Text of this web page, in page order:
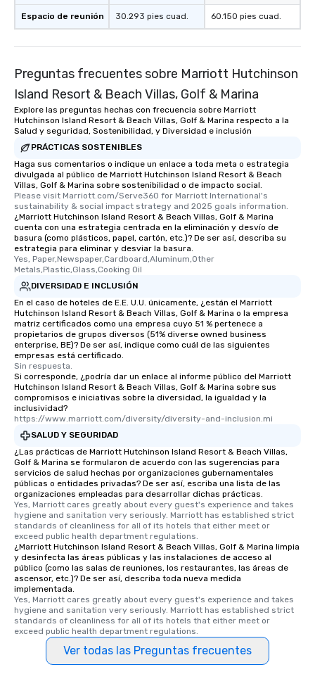
Espacio de reunión 30.293 pies cuad. 60.150 pies cuad.
Preguntas frecuentes sobre Marriott Hutchinson
Island Resort & Beach Villas, Golf & Marina
Explore las preguntas hechas con frecuencia sobre Marriott
Hutchinson Island Resort & Beach Villas, Golf & Marina respecto a la
Salud y seguridad, Sostenibilidad, y Diversidad e inclusión
PRÁCTICAS SOSTENIBLES
Haga sus comentarios o indique un enlace a toda meta o estrategia
divulgada al público de Marriott Hutchinson Island Resort & Beach
Villas, Golf & Marina sobre sostenibilidad o de impacto social.
Please visit Marriott.com/Serve360 for Marriott International's
sustainability & social impact strategy and 2025 goals information.
¿Marriott Hutchinson Island Resort & Beach Villas, Golf & Marina
cuenta con una estrategia centrada en la eliminación y desvío de
basura (como plásticos, papel, cartón, etc.)? De ser así, describa su
estrategia para eliminar y desviar la basura.
Yes, Paper,Newspaper,Cardboard,Aluminum,Other
Metals,Plastic,Glass,Cooking Oil
DIVERSIDAD E INCLUSIÓN
En el caso de hoteles de E.E. U.U. únicamente, ¿están el Marriott
Hutchinson Island Resort & Beach Villas, Golf & Marina o la empresa
matriz certificados como una empresa cuyo 51 % pertenece a
propietarios de grupos diversos (51% diverse owned business
enterprise, BE)? De ser así, indique como cuál de las siguientes
empresas está certificado.
Sin respuesta.
Si corresponde, ¿podría dar un enlace al informe público del Marriott
Hutchinson Island Resort & Beach Villas, Golf & Marina sobre sus
compromisos e iniciativas sobre la diversidad, la igualdad y la
inclusividad?
https://www.marriott.com/diversity/diversity-and-inclusion.mi
SALUD Y SEGURIDAD
¿Las prácticas de Marriott Hutchinson Island Resort & Beach Villas,
Golf & Marina se formularon de acuerdo con las sugerencias para
servicios de salud hechas por organizaciones gubernamentales
públicas o entidades privadas? De ser así, escriba una lista de las
organizaciones empleadas para desarrollar dichas prácticas.
Yes, Marriott cares greatly about every guest's experience and takes
hygiene and sanitation very seriously. Marriott has established strict
standards of cleanliness for all of its hotels that either meet or
exceed public health department regulations.
¿Marriott Hutchinson Island Resort & Beach Villas, Golf & Marina limpia
y desinfecta las áreas públicas y las instalaciones de acceso al
público (como las salas de reuniones, los restaurantes, las áreas de
ascensor, etc.)? De ser así, describa toda nueva medida
implementada.
Yes, Marriott cares greatly about every guest's experience and takes
hygiene and sanitation very seriously. Marriott has established strict
standards of cleanliness for all of its hotels that either meet or
exceed public health department regulations.
Ver todas las Preguntas frecuentes